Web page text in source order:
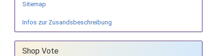
Sitemap
Infos zur Zusandsbeschreibung
Shop Vote